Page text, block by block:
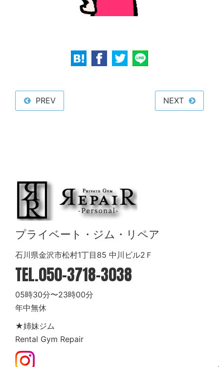
PREV NEXT
プライベート・ジム・リペア
石川県金沢市松村1丁目85 中川ビル2Ｆ
TEL.050-3718-3038
05時30分〜23時00分
年中無休
★姉妹ジム
Rental Gym Repair